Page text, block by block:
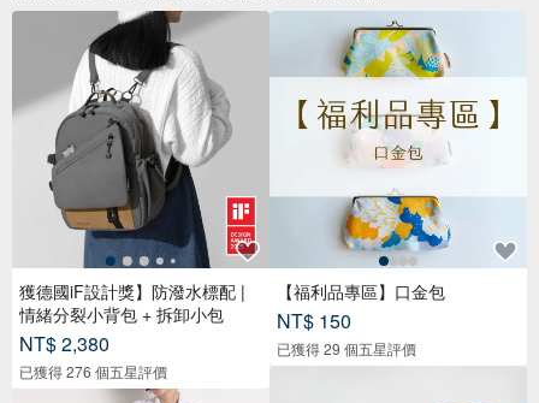
獲德國iF設計獎】防潑水標配 |
情緒分裂小背包 + 拆卸小包
NT$ 2,380
已獲得 276 個五星評價
【福利品專區】口金包
NT$ 150
已獲得 29 個五星評價